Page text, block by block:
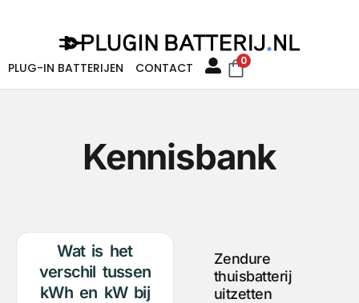
PLUG-IN BATTERIJEN CONTACT 0
Kennisbank
Wat is het
verschil tussen
kWh en kW bij
Zendure
thuisbatterij
uitzetten